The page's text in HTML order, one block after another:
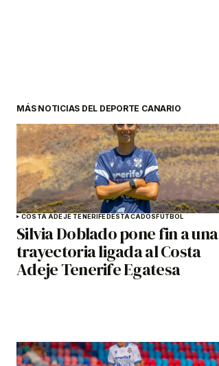
MÁS NOTICIAS DEL DEPORTE CANARIO
COSTA ADEJE TENERIFEDESTACADOSFÚTBOL
Silvia Doblado pone fin a una
trayectoria ligada al Costa
Adeje Tenerife Egatesa